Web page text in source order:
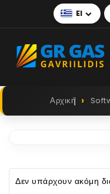
El 
Αρχική
Δεν υπάρχουν ακόμη